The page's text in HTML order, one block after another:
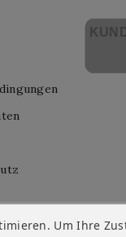
Um Ihre